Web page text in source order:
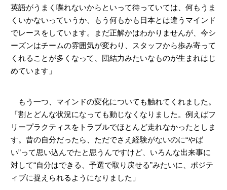
英語がうまく喋れないからといって待っていては、何もうま
くいかないっていうか、もう何もかも日本とは違うマインド
でレースをしています。まだ正解かはわかりませんが、今シ
ーズンはチームの雰囲気が変わり、スタッフから歩み寄って
くれることが多くなって、団結力みたいなものが生まれはじ
めています」
もう一つ、マインドの変化についても触れてくれました。
「割とどんな状況になっても動じなくなりました。例えばフ
リープラクティスをトラブルでほとんど走れなかったとしま
す。昔の自分だったら、ただでさえ経験がないのに“やば
い”って思い込んでたと思うんですけど、いろんな出来事に
対して“自分はできる、予選で取り戻せる”みたいに、ポジテ
ィブに捉えられるようになりました」